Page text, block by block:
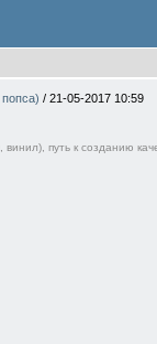
/ 21-05-2017 10:59
путь к созданию